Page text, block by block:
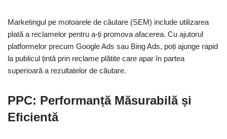
Marketingul pe motoarele de căutare (SEM) include utilizarea
plată a reclamelor pentru a-ți promova afacerea. Cu ajutorul
platformelor precum Google Ads sau Bing Ads, poți ajunge rapid
la publicul țintă prin reclame plătite care apar în partea
superioară a rezultatelor de căutare.
PPC: Performanță Măsurabilă și
Eficientă